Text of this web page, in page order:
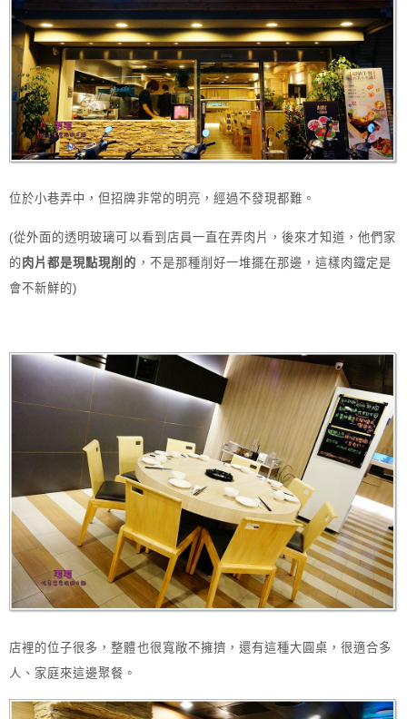
位於小巷弄中，但招牌非常的明亮，經過不發現都難。
(從外面的透明玻璃可以看到店員一直在弄肉片，後來才知道，他們家
的 肉片都是現點現削的 ，不是那種削好一堆擺在那邊，這樣肉鐵定是
會不新鮮的)
店裡的位子很多，整體也很寬敞不擁擠，還有這種大圓桌，很適合多
人、家庭來這邊聚餐。